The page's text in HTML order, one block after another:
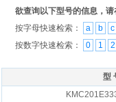
欲查询以下型号的信息，
按字母快速检索：
a b c
按数字快速检索：
0 1 2
型